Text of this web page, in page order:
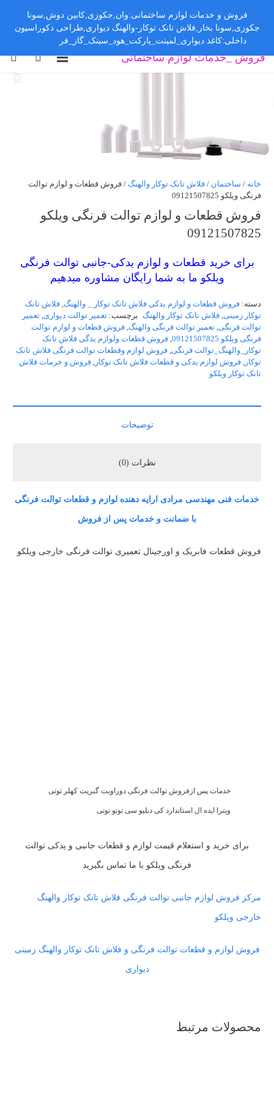
فروش _خدمات لوازم ساختمانی
خانه / ساختمان / فلاش تانک توکار والهنگ / فروش قطعات و لوازم توالت
فرنگی ویلکو 09121507825
فروش قطعات و لوازم توالت فرنگی ویلکو
09121507825
برای خرید قطعات و لوازم یدکی-جانبی توالت فرنگی
ویلکو ما به شما رایگان مشاوره میدهیم
دسته: فروش قطعات و لوازم یدکی فلاش تانک توکار _ والهنگ, فلاش تانک
توکار زمینی, فلاش تانک توکار والهنگ برچسب:تعمیر توالت دیواری,تعمیر
توالت فرنگی, تعمیر توالت فرنگی والهنگ, فروش قطعات و لوازم توالت
فرنگی ویلکو 09121507825
, فروش قطعات ولوازم یدگی فلاش تانک
توکار_والهنگ_توالت فرنگی, فروش لوازم وقطعات توالت فرنگی فلاش تانک
توکار , فروش لوازم یدکی و قطعات فلاش تانک توکار , فروش و خرمات فلاش
تانک توکار ویلکو
توضیحات
نظرات (0)
خدمات فنی مهندسی مرادی ارایه دهنده لوازم و قطعات توالت فرنگی
با ضمانت و خدمات پس از فروش
فروش قطعات فابریک و اورجینال تعمیری توالت فرنگی خارجی ویلکو
خدمات پس ازفروش توالت فرنگی دوراویت گبریت کهلر توتی
ویترا ایده ال استاندارد کی دبلیو سی توتو توتی
برای خرید و استعلام قیمت لوازم و قطعات جانبی و یدکی توالت
فرنگی ویلکو با ما تماس بگیرید
مرکز فروش لوازم جانبی توالت فرنگی فلاش تانک توکار والهنگ
خارجی ویلکو
فروش لوازم و قطعات توالت فرنگی و فلاش تانک توکار والهنگ زمینی
دیواری
محصولات مرتبط
فروش و خدمات لوازم ساختمانی:وان,جکوزی,کابین دوش,سونا
جکوزی,سونا بخار,فلاش تانک توکار-والهنگ دیواری,طراحی دکوراسیون
داخلی:کاغذ دیواری_لمینت_پارکت_هود_سینک_گاز_فر